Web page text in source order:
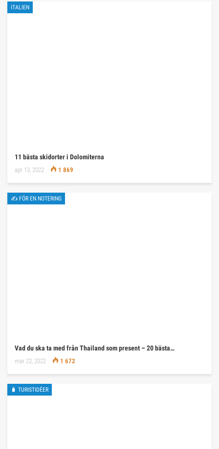
ITALIEN
11 bästa skidorter i Dolomiterna
apr 13, 2022 1 869
✍ FÖR EN NOTERING
Vad du ska ta med från Thailand som present – 20 bästa…
mar 22, 2022 1 672
🧳 TURISTIDÉER